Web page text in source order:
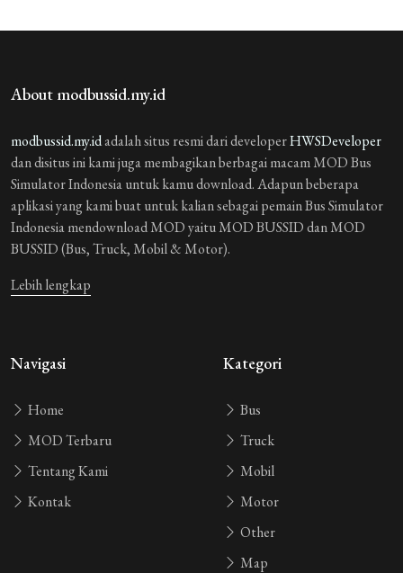
About modbussid.my.id
modbussid.my.idadalah situs resmi dari developerHWSDeveloper
dan disitus ini kami juga membagikan berbagai macam MOD Bus
Simulator Indonesia untuk kamu download. Adapun beberapa
aplikasi yang kami buat untuk kalian sebagai pemain Bus Simulator
Indonesia mendownload MOD yaitu MOD BUSSID dan MOD
BUSSID (Bus, Truck, Mobil & Motor).
Lebih lengkap
Navigasi
Home
MOD Terbaru
Tentang Kami
Kontak
Kategori
Bus
Truck
Mobil
Motor
Other
Map